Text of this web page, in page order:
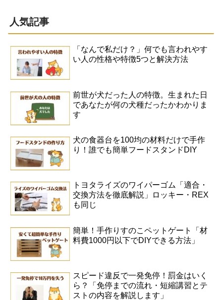
人気記事
「なんで私だけ？」何でも言われやす
い人の性格や特徴5つと解決方法
前世が犬だった人の特徴。生まれた日
であなたが何の犬種だったかわかりま
す
犬の食器台を100均の材料だけで手作
り！誰でも簡単フードスタンドDIY
トヨタライズのワイパーゴム「適合・
交換方法を徹底解説」ロッキー・REX
も同じ
簡単！手作りすのこペットゲート「材
料費1000円以下でDIYできる方法」
スピード違反で一発免停！罰金はいく
ら？「免停までの流れ・短縮講習とテ
ストの内容を解説します」